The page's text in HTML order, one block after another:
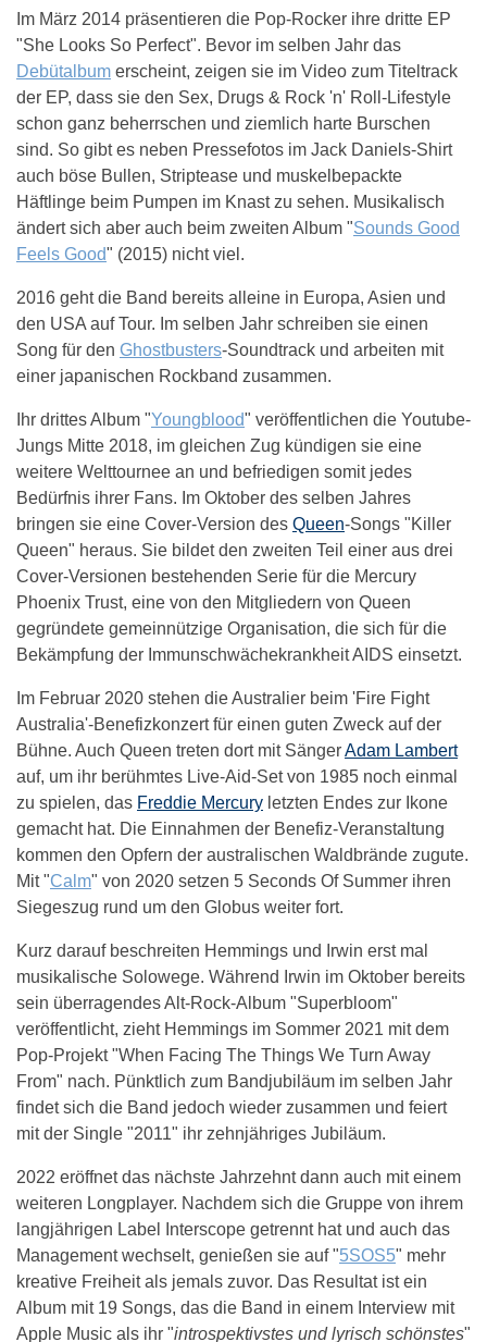
Im März 2014 präsentieren die Pop-Rocker ihre dritte EP
"She Looks So Perfect". Bevor im selben Jahr das
Debütalbum erscheint, zeigen sie im Video zum Titeltrack
der EP, dass sie den Sex, Drugs & Rock 'n' Roll-Lifestyle
schon ganz beherrschen und ziemlich harte Burschen
sind. So gibt es neben Pressefotos im Jack Daniels-Shirt
auch böse Bullen, Striptease und muskelbepackte
Häftlinge beim Pumpen im Knast zu sehen. Musikalisch
ändert sich aber auch beim zweiten Album "Sounds Good
Feels Good" (2015) nicht viel.
2016 geht die Band bereits alleine in Europa, Asien und
den USA auf Tour. Im selben Jahr schreiben sie einen
Song für den Ghostbusters-Soundtrack und arbeiten mit
einer japanischen Rockband zusammen.
Ihr drittes Album "Youngblood" veröffentlichen die Youtube-
Jungs Mitte 2018, im gleichen Zug kündigen sie eine
weitere Welttournee an und befriedigen somit jedes
Bedürfnis ihrer Fans. Im Oktober des selben Jahres
bringen sie eine Cover-Version des Queen-Songs "Killer
Queen" heraus. Sie bildet den zweiten Teil einer aus drei
Cover-Versionen bestehenden Serie für die Mercury
Phoenix Trust, eine von den Mitgliedern von Queen
gegründete gemeinnützige Organisation, die sich für die
Bekämpfung der Immunschwächekrankheit AIDS einsetzt.
Im Februar 2020 stehen die Australier beim 'Fire Fight
Australia'-Benefizkonzert für einen guten Zweck auf der
Bühne. Auch Queen treten dort mit SängerAdam Lambert
auf, um ihr berühmtes Live-Aid-Set von 1985 noch einmal
zu spielen, das Freddie Mercury letzten Endes zur Ikone
gemacht hat. Die Einnahmen der Benefiz-Veranstaltung
kommen den Opfern der australischen Waldbrände zugute.
Mit "Calm" von 2020 setzen 5 Seconds Of Summer ihren
Siegeszug rund um den Globus weiter fort.
Kurz darauf beschreiten Hemmings und Irwin erst mal
musikalische Solowege. Während Irwin im Oktober bereits
sein überragendes Alt-Rock-Album "Superbloom"
veröffentlicht, zieht Hemmings im Sommer 2021 mit dem
Pop-Projekt "When Facing The Things We Turn Away
From" nach. Pünktlich zum Bandjubiläum im selben Jahr
findet sich die Band jedoch wieder zusammen und feiert
mit der Single "2011" ihr zehnjähriges Jubiläum.
2022 eröffnet das nächste Jahrzehnt dann auch mit einem
weiteren Longplayer. Nachdem sich die Gruppe von ihrem
langjährigen Label Interscope getrennt hat und auch das
Management wechselt, genießen sie auf "5SOS5" mehr
kreative Freiheit als jemals zuvor. Das Resultat ist ein
Album mit 19 Songs, das die Band in einem Interview mit
Apple Music als ihr "introspektivstes und lyrisch schönstes"